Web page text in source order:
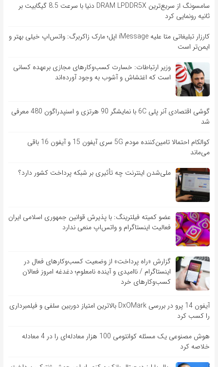
سامسونگ از سریع‌ترین DRAM LPDDR5X دنیا با سرعت 8.5 گیگابیت بر
ثانیه رونمایی کرد
کارزار تبلیغاتی متا علیه iMessage اپل؛ مارک زاکربرگ: واتس‌اپ خیلی بهتر و
ایمن‌تر است
وزیر ارتباطات: خسارت کسب‌وکارهای مجازی برعهده کسانی
است که اغتشاش و آشوب به وجود آورده‌اند
گوشی اقتصادی آنر پلی 6C با نمایشگر 90 هرتزی و اسنپدراگون 480 معرفی
شد
کوالکام احتمالا تامین‌کننده مودم 5G سری آیفون 15 و آیفون 16 باقی
می‌ماند
ملی‌شدن اینترنت چه تأثیری بر شبکه پرداخت کشور دارد؟
عضو کمیته فیلترینگ: با پذیرش قوانین جمهوری اسلامی ایران
فعالیت اینستاگرام و واتس‌اپ منعی ندارد
گزارش «راه پرداخت» از وضعیت کسب‌وکارهای فعال در
اینستاگرام / ناامیدی و آینده نامعلوم؛ دغدغه امروز فعالان
کسب‌وکارهای خرد
آیفون 14 پرو در بررسی DxOMark بالاترین امتیاز دوربین سلفی و فیلمبرداری
را کسب کرد
هوش مصنوعی یک مسئله کوانتومی 100 هزار معادله‌‎ای را در 4 معادله
خلاصه کرد